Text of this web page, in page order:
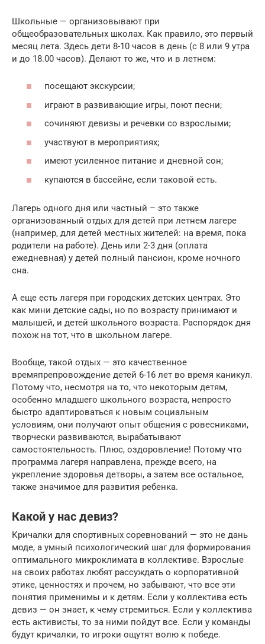
Школьные — организовывают при
общеобразовательных школах. Как правило, это первый
месяц лета. Здесь дети 8-10 часов в день (с 8 или 9 утра
и до 18.00 часов). Делают то же, что и в летнем:
посещают экскурсии;
играют в развивающие игры, поют песни;
сочиняют девизы и речевки со взрослыми;
участвуют в мероприятиях;
имеют усиленное питание и дневной сон;
купаются в бассейне, если таковой есть.
Лагерь одного дня или частный – это также
организованный отдых для детей при летнем лагере
(например, для детей местных жителей: на время, пока
родители на работе). День или 2-3 дня (оплата
ежедневная) у детей полный пансион, кроме ночного
сна.
А еще есть лагеря при городских детских центрах. Это
как мини детские сады, но по возрасту принимают и
малышей, и детей школьного возраста. Распорядок дня
похож на тот, что в школьном лагере.
Вообще, такой отдых — это качественное
времяпрепровождение детей 6-16 лет во время каникул.
Потому что, несмотря на то, что некоторым детям,
особенно младшего школьного возраста, непросто
быстро адаптироваться к новым социальным
условиям, они получают опыт общения с ровесниками,
творчески развиваются, вырабатывают
самостоятельность. Плюс, оздоровление! Потому что
программа лагеря направлена, прежде всего, на
укрепление здоровья детворы, а затем все остальное,
также значимое для развития ребенка.
Какой у нас девиз?
Кричалки для спортивных соревнований — это не дань
моде, а умный психологический шаг для формирования
оптимального микроклимата в коллективе. Взрослые
на своих работах любят рассуждать о корпоративной
этике, ценностях и прочем, но забывают, что все эти
понятия применимы и к детям. Если у коллектива есть
девиз — он знает, к чему стремиться. Если у коллектива
есть активисты, то за ними пойдут все. Если у команды
будут кричалки, то игроки ощутят волю к победе.